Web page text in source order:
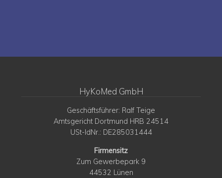
HyKoMed GmbH
Geschäftsführer: Ralf Teige
Amtsgericht Dortmund HRB 24514
USt-IdNr.: DE285031444
Firmensitz
Zum Gewerbepark 9
44532 Lünen